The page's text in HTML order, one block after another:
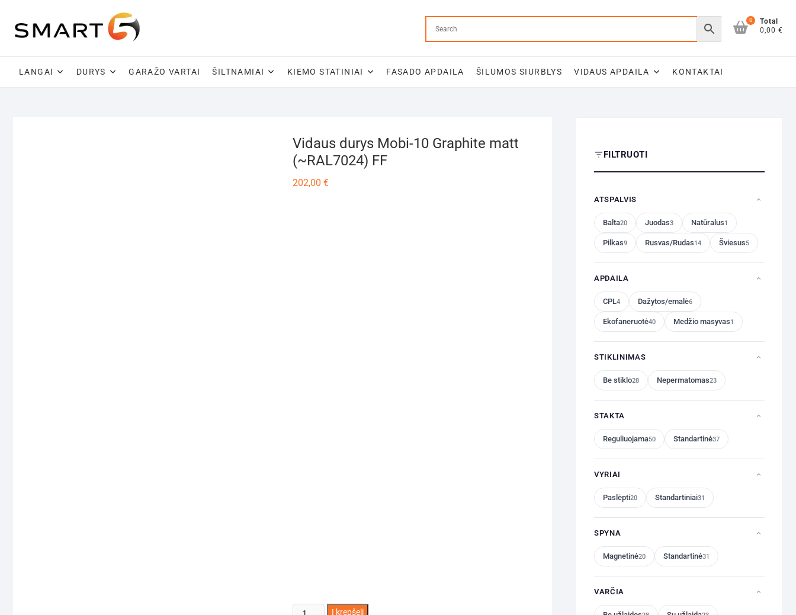
content
0
Total
0,00 €
LANGAI DURYS GARAŽO VARTAI ŠILTNAMIAI KIEMO STATINIAI FASADO APDAILA ŠILUMOS SIURBLYS VIDAUS APDAILA KONTAKTAI
Vidaus durys Mobi-10 Graphite matt
(~RAL7024) FF
202,00 €
produkto
Į krepšelį
FILTRUOTI
ATSPALVIS
Balta20 Juodas3 Natūralus1
Pilkas9 Rusvas/Rudas14 Šviesus5
APDAILA
CPL4 Dažytos/emalė6
Ekofaneruotė40 Medžio masyvas1
STIKLINIMAS
Be stiklo28 Nepermatomas23
STAKTA
Reguliuojama50 Standartinė37
VYRIAI
Paslėpti20 Standartiniai31
SPYNA
Magnetinė20 Standartinė31
VARČIA